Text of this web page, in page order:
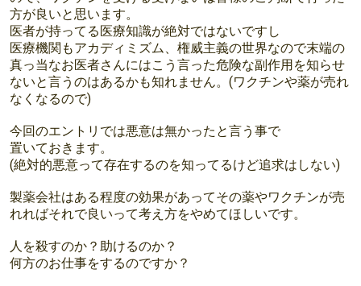
方が良いと思います。
医者が持ってる医療知識が絶対ではないですし
医療機関もアカディミズム、権威主義の世界なので末端の
真っ当なお医者さんにはこう言った危険な副作用を知らせ
ないと言うのはあるかも知れません。(ワクチンや薬が売れ
なくなるので)
今回のエントリでは悪意は無かったと言う事で
置いておきます。
(絶対的悪意って存在するのを知ってるけど追求はしない)
製薬会社はある程度の効果があってその薬やワクチンが売
れればそれで良いって考え方をやめてほしいです。
人を殺すのか？助けるのか？
何方のお仕事をするのですか？